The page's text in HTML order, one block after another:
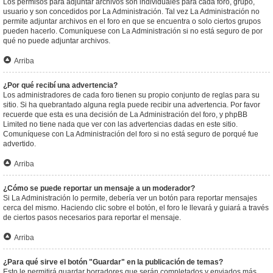
Los permisos para adjuntar archivos son individuales para cada foro, grupo,
usuario y son concedidos por La Administración. Tal vez La Administración no
permite adjuntar archivos en el foro en que se encuentra o solo ciertos grupos
pueden hacerlo. Comuníquese con La Administración si no está seguro de por
qué no puede adjuntar archivos.
Arriba
¿Por qué recibí una advertencia?
Los administradores de cada foro tienen su propio conjunto de reglas para su
sitio. Si ha quebrantado alguna regla puede recibir una advertencia. Por favor
recuerde que esta es una decisión de La Administración del foro, y phpBB
Limited no tiene nada que ver con las advertencias dadas en este sitio.
Comuníquese con La Administración del foro si no está seguro de porqué fue
advertido.
Arriba
¿Cómo se puede reportar un mensaje a un moderador?
Si La Administración lo permite, debería ver un botón para reportar mensajes
cerca del mismo. Haciendo clic sobre el botón, el foro le llevará y guiará a través
de ciertos pasos necesarios para reportar el mensaje.
Arriba
¿Para qué sirve el botón "Guardar" en la publicación de temas?